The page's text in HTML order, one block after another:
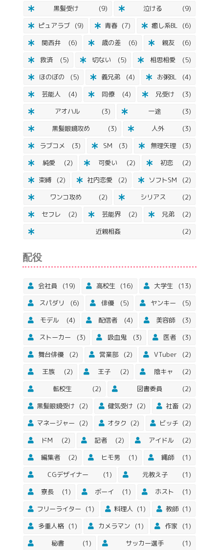
黒髪受け
(9) 泣ける
(9)
ピュアラブ
(9) 青春 (7) 癒し系BL
(6)
関西弁
(6) 歳の差 (6) 親友
(6)
救済
(5) 切ない (5) 相思相愛
(5)
ほのぼの
(5) 義兄弟 (4) お粥BL
(4)
芸能人
(4) 同僚 (4) 兄受け
(3)
アオハル
(3) 一途
(3)
黒髪眼鏡攻め
(3) 人外
(3)
ラブコメ
(3) SM (3) 無理矢理
(3)
純愛
(2) 可愛い (2) 初恋
(2)
束縛
(2) 社内恋愛 (2) ソフトSM
(2)
ワンコ攻め
(2) シリアス
(2)
セフレ
(2) 芸能界 (2) 兄弟
(2)
近親相姦
(2)
配役
会社員 (19) 高校生 (16) 大学生
(13)
スパダリ
(6) 俳優 (5) ヤンキー
(5)
モデル
(4) 配信者 (4) 美容師
(3)
ストーカー
(3) 吸血鬼 (3) 医者
(3)
舞台俳優
(2) 営業部 (2) VTuber
(2)
王族
(2) 王子 (2) 陰キャ
(2)
転校生
(2) 図書委員
(2)
黒髪眼鏡受け
(2) 健気受け (2) 社畜 (2)
マネージャー
(2) オタク (2) ビッチ (2)
ドM
(2) 記者 (2) アイドル
(2)
編集者
(2) ヒモ男 (1) 縄師
(1)
CGデザイナー
(1) 元教え子
(1)
寮長
(1) ボーイ (1) ホスト
(1)
フリーライター
(1) 料理人 (1) 教師 (1)
多重人格
(1) カメラマン (1) 作家
(1)
秘書
(1) サッカー選手 (1)